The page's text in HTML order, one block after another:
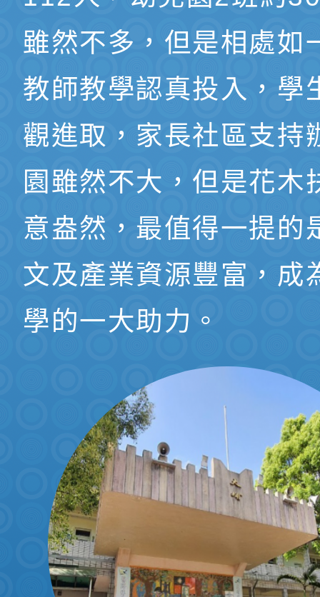
雖然不多，但是相處如
教師教學認真投入，學
觀進取，家長社區支持
園雖然不大，但是花木
意盎然，最值得一提的
文及產業資源豐富，成
學的一大助力。